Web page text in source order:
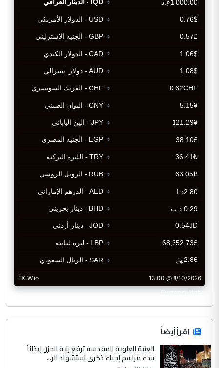
CurrencyRate
اقرأ أيضاً
العتبة العلوية المقدسة ترفع راية الحزن إيذاناً
ببدء مراسم إحياء ذكرى استشهاد الر...